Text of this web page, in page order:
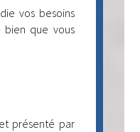
vos besoins
que vous
présenté par